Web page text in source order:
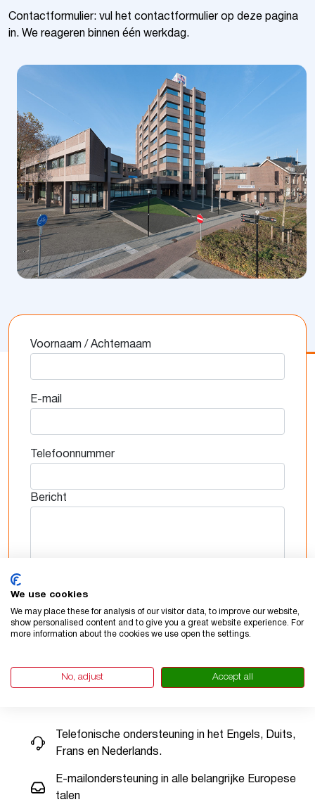
Contactformulier: vul het contactformulier op deze pagina
in. We reageren binnen één werkdag.
Voornaam / Achternaam
E-mail
Telefoonnummer
Bericht
VERZENDEN
Telefonische ondersteuning in het Engels, Duits,
Frans en Nederlands.
E-mailondersteuning in alle belangrijke Europese
talen
We use cookies
We may place these for analysis of our visitor data, to improve our website,
show personalised content and to give you a great website experience. For
more information about the cookies we use open the settings.
No, adjust Accept all